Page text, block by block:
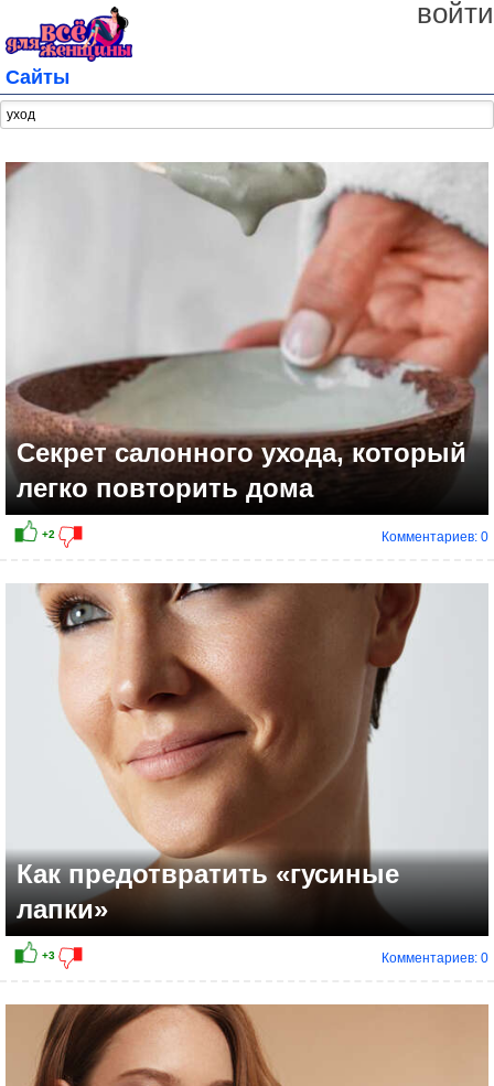
войти
Сайты
Секрет салонного ухода, который
легко повторить дома
+2
Комментариев: 0
Как предотвратить «гусиные
лапки»
Комментариев: 0